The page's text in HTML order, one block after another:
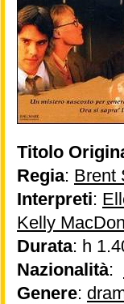
Titolo
Regia: Brent
Interpreti:
Kelly
Durata: h
Nazionalità:
Genere: